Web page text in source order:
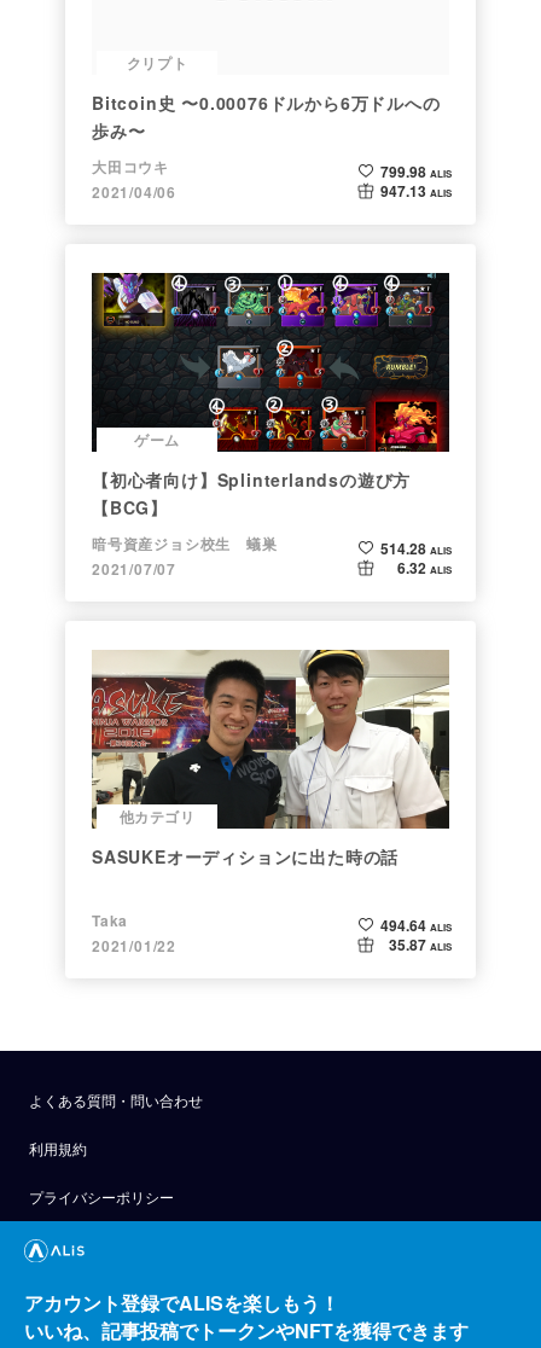
クリプト
Bitcoin史 〜0.00076ドルから6万ドルへの
歩み〜
大田コウキ
2021/04/06
799.98 ALIS
947.13 ALIS
ゲーム
【初心者向け】Splinterlandsの遊び方
【BCG】
暗号資産ジョシ校生 蟻巣
2021/07/07
514.28 ALIS
6.32 ALIS
他カテゴリ
SASUKEオーディションに出た時の話
Taka
2021/01/22
494.64 ALIS
35.87 ALIS
よくある質問・問い合わせ
利用規約
プライバシーポリシー
公式アナウンス
技術ブログ
API
アカウント登録でALISを楽しもう！
いいね、記事投稿でトークンやNFTを獲得できます